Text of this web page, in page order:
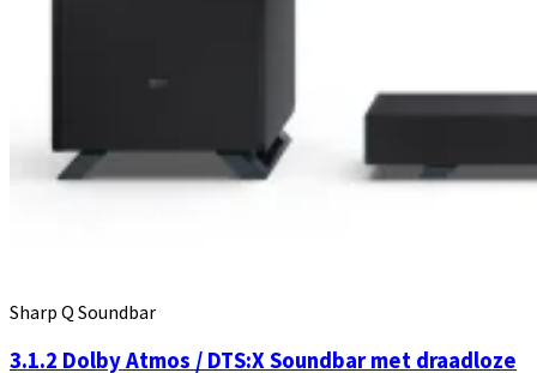
Sharp Q Soundbar
3.1.2 Dolby Atmos / DTS:X Soundbar met draadloze